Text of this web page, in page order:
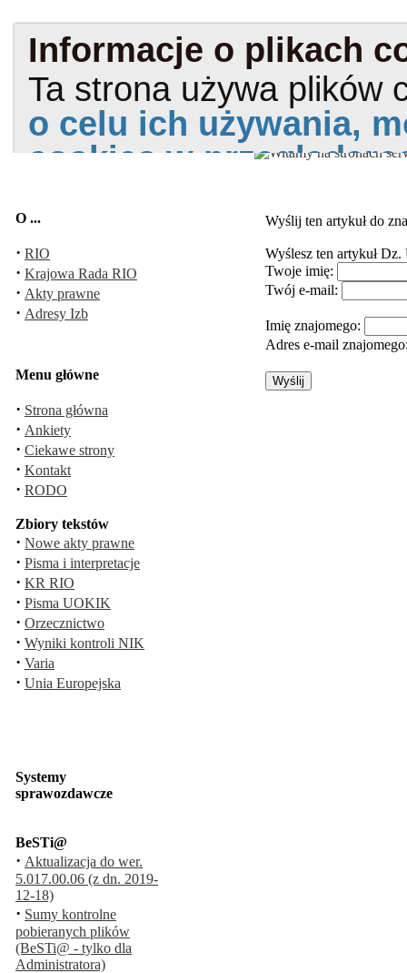
O ...
· RIO
· Krajowa Rada RIO
· Akty prawne
· Adresy Izb
Menu główne
· Strona główna
· Ankiety
· Ciekawe strony
· Kontakt
· RODO
Zbiory tekstów
· Nowe akty prawne
· Pisma i interpretacje
· KR RIO
· Pisma UOKIK
· Orzecznictwo
· Wyniki kontroli NIK
· Varia
· Unia Europejska
Systemy
sprawozdawcze
BeSTi@
· Aktualizacja do wer.
5.017.00.06 (z dn. 2019-
12-18)
· Sumy kontrolne
pobieranych plików
(BeSTi@ - tylko dla
Administratora)
Wyślij ten artykuł do
Wyślesz ten artykułDz.
Twoje imię:
Twój e-mail:
Imię znajomego:
Adres e-mail